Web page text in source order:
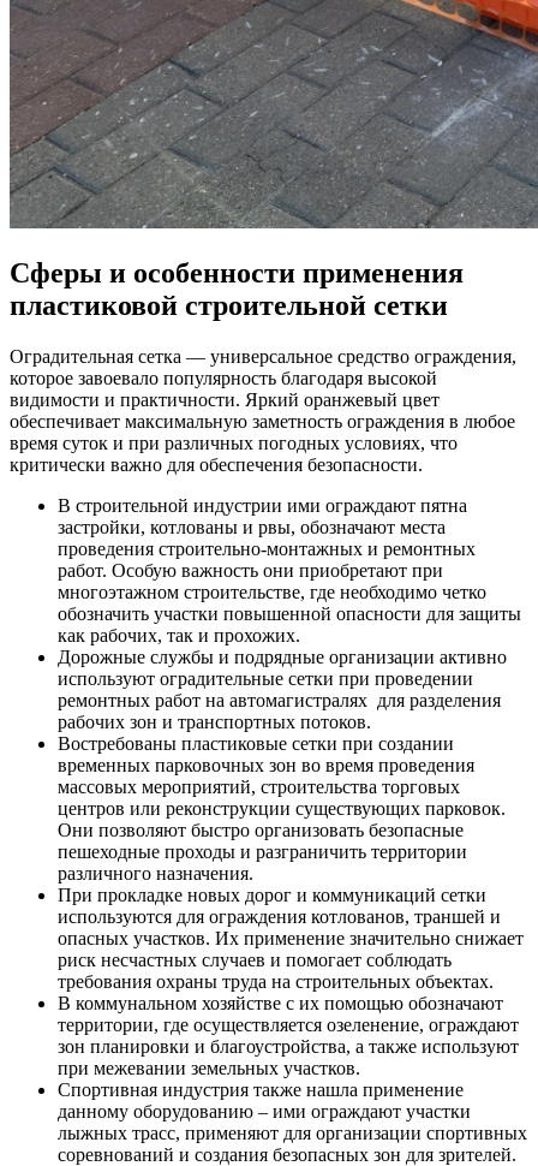
Сферы и особенности применения
пластиковой строительной сетки
Оградительная сетка — универсальное средство ограждения,
которое завоевало популярность благодаря высокой
видимости и практичности. Яркий оранжевый цвет
обеспечивает максимальную заметность ограждения в любое
время суток и при различных погодных условиях, что
критически важно для обеспечения безопасности.
В строительной индустрии ими ограждают пятна
застройки, котлованы и рвы, обозначают места
проведения строительно-монтажных и ремонтных
работ. Особую важность они приобретают при
многоэтажном строительстве, где необходимо четко
обозначить участки повышенной опасности для защиты
как рабочих, так и прохожих.
Дорожные службы и подрядные организации активно
используют оградительные сетки при проведении
ремонтных работ на автомагистралях для разделения
рабочих зон и транспортных потоков.
Востребованы пластиковые сетки при создании
временных парковочных зон во время проведения
массовых мероприятий, строительства торговых
центров или реконструкции существующих парковок.
Они позволяют быстро организовать безопасные
пешеходные проходы и разграничить территории
различного назначения.
При прокладке новых дорог и коммуникаций сетки
используются для ограждения котлованов, траншей и
опасных участков. Их применение значительно снижает
риск несчастных случаев и помогает соблюдать
требования охраны труда на строительных объектах.
В коммунальном хозяйстве с их помощью обозначают
территории, где осуществляется озеленение, ограждают
зон планировки и благоустройства, а также используют
при межевании земельных участков.
Спортивная индустрия также нашла применение
данному оборудованию – ими ограждают участки
лыжных трасс, применяют для организации спортивных
соревнований и создания безопасных зон для зрителей.